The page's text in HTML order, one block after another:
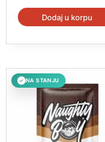
Dodaj u korpu
✓ NA STANJU